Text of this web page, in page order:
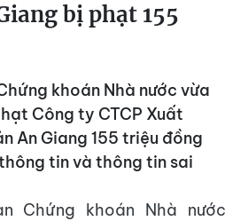
bị phạt 155
khoán Nhà nước vừa
Công ty CTCP Xuất
An Giang 155 triệu đồng
tin và thông tin sai
Chứng khoán Nhà nước